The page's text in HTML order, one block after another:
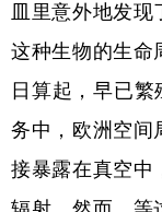
皿里意外地发
这种生物的生命
日算起，早已
务中，欧洲空间
接暴露在真空中
辐射。然而，等